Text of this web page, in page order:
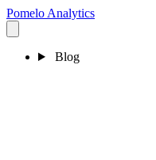
Pomelo Analytics
Blog